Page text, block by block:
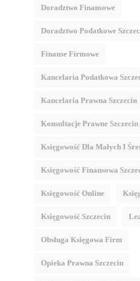
Doradztwo Finansowe
Doradztwo Podatkowe
Finanse Firmowe
Kancelaria Podatkowa
Kancelaria Prawna Szczecin
Konsultacje Prawne Szczecin
Księgowość Dla Małych I
Księgowość Finansowa
Księgowość Online
Księgowość Szczecin
Obsługa Księgowa Firm
Opieka Prawna Szczecin